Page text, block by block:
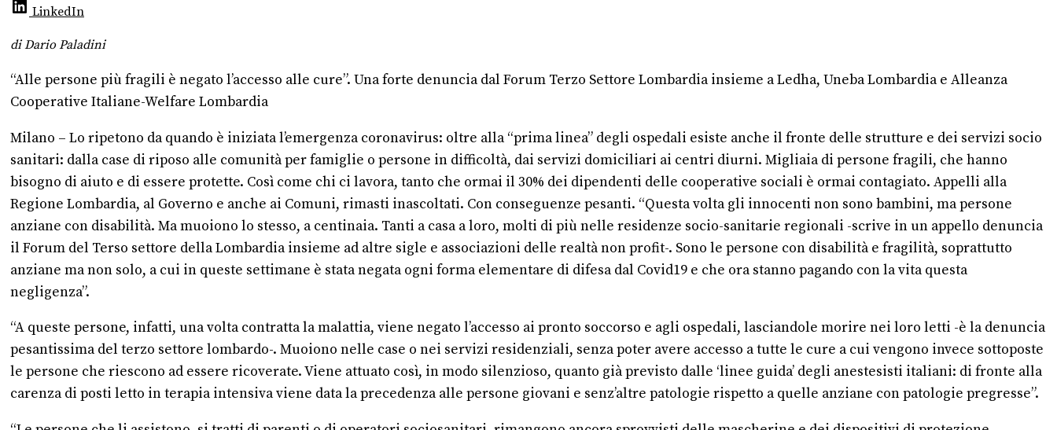
LinkedIn
di Dario Paladini
“Alle persone più fragili è negato l’accesso alle cure”. Una forte denuncia dal Forum Terzo Settore Lombardia insieme a Ledha, Uneba Lombardia e Alleanza
Cooperative Italiane-Welfare Lombardia
Milano – Lo ripetono da quando è iniziata l’emergenza coronavirus: oltre alla “prima linea” degli ospedali esiste anche il fronte delle strutture e dei servizi socio
sanitari: dalla case di riposo alle comunità per famiglie o persone in difficoltà, dai servizi domiciliari ai centri diurni. Migliaia di persone fragili, che hanno
bisogno di aiuto e di essere protette. Così come chi ci lavora, tanto che ormai il 30% dei dipendenti delle cooperative sociali è ormai contagiato. Appelli alla
Regione Lombardia, al Governo e anche ai Comuni, rimasti inascoltati. Con conseguenze pesanti. “Questa volta gli innocenti non sono bambini, ma persone
anziane con disabilità. Ma muoiono lo stesso, a centinaia. Tanti a casa a loro, molti di più nelle residenze socio-sanitarie regionali -scrive in un appello denuncia
il Forum del Terso settore della Lombardia insieme ad altre sigle e associazioni delle realtà non profit-. Sono le persone con disabilità e fragilità, soprattutto
anziane ma non solo, a cui in queste settimane è stata negata ogni forma elementare di difesa dal Covid19 e che ora stanno pagando con la vita questa
negligenza”.
“A queste persone, infatti, una volta contratta la malattia, viene negato l’accesso ai pronto soccorso e agli ospedali, lasciandole morire nei loro letti -è la denuncia
pesantissima del terzo settore lombardo-. Muoiono nelle case o nei servizi residenziali, senza poter avere accesso a tutte le cure a cui vengono invece sottoposte
le persone che riescono ad essere ricoverate. Viene attuato così, in modo silenzioso, quanto già previsto dalle ‘linee guida’ degli anestesisti italiani: di fronte alla
carenza di posti letto in terapia intensiva viene data la precedenza alle persone giovani e senz’altre patologie rispetto a quelle anziane con patologie pregresse”.